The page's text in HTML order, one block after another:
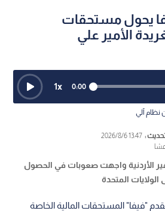
يحول مستحقات
الأمير علي
0:00
1x
نظام آلي
تحديث :13:47 2026/8/6
الأردنية واجهت صعوبات في الحصول
المتحدة
"فيفا" المستحقات المالية الخاصة